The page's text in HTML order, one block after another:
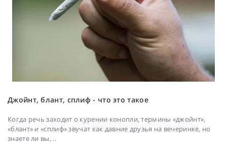
Джойнт, блант, сплиф - что это такое
Когда речь заходит о курении конопли, термины «джойнт»,
«блант» и «сплиф» звучат как давние друзья на вечеринке, но
знаете ли вы, ..